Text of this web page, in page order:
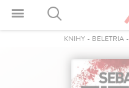
KNIHY - BELETRIA -